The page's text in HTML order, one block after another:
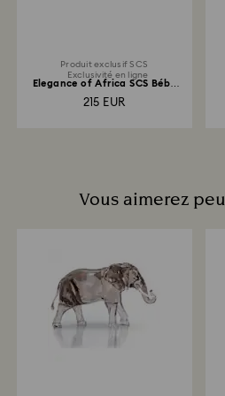
Produit exclusif SCS
Exclusivité en ligne
Elegance of Africa SCS Bébé
215 EUR
Vous aimerez